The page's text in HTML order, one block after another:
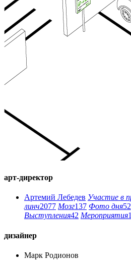
арт-директор
Артемий Лебедев Участие в
линч2077 Мозг137 Фото дня52
Выступления42 Мероприятия1
дизайнер
Марк Родионов